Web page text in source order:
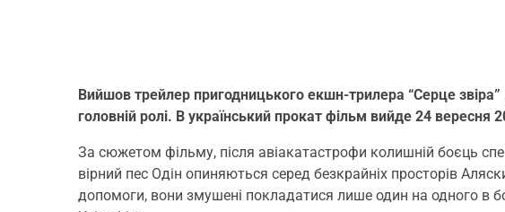
Вийшов трейлер пригодницького екшн-трилера “Серце
головній ролі. В український прокат фільм вийде 24 вересня
За сюжетом фільму, після авіакатастрофи колишній боєць
вірний пес Одін опиняються серед безкрайніх просторів
допомоги, вони змушені покладатися лише один на одного в